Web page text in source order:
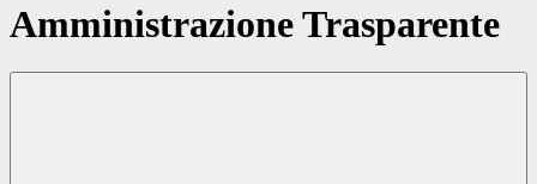
Amministrazione Trasparente